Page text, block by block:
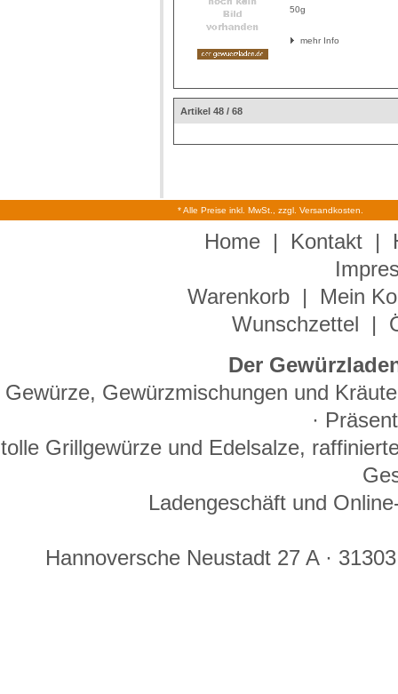
50g
mehr Info
Artikel 48 / 68
* Alle Preise inkl. MwSt., zzgl. Versandkosten.
Home | Kontakt |
Warenkorb
|
Mein
Wunschzettel
|
Der
Gewürze, Gewürzmischungen und
·
tolle Grillgewürze und Edelsalze,
Ladengeschäft und
Hannoversche Neustadt 27 A ·